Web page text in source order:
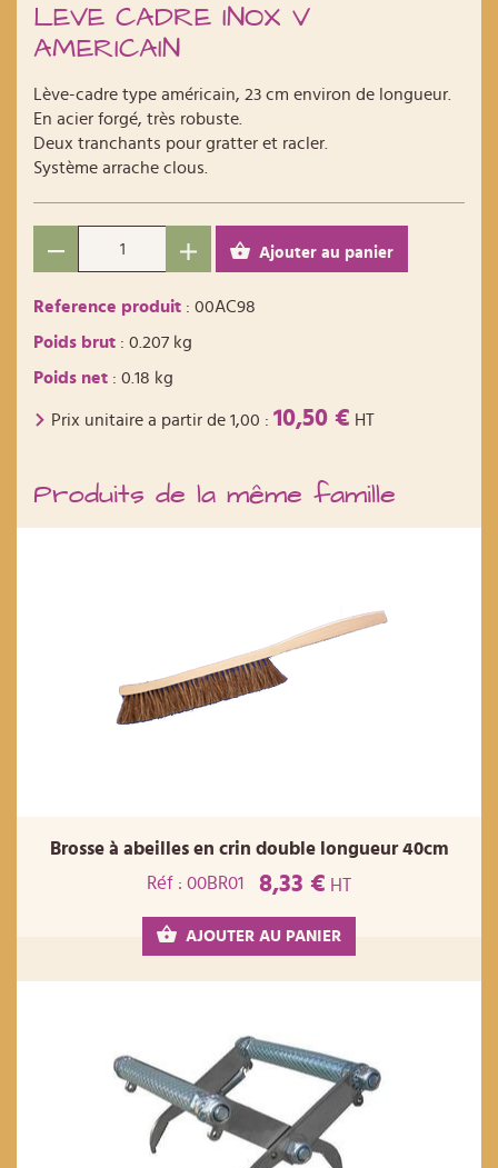
LEVE CADRE INOX V
AMERICAIN
Lève-cadre type américain, 23 cm environ de longueur.
En acier forgé, très robuste.
Deux tranchants pour gratter et racler.
Système arrache clous.
Ajouter au panier
Reference produit : 00AC98
Poids brut : 0.207 kg
Poids net : 0.18 kg
Prix unitaire a partir de 1,00 : 10,50 € HT
Produits de la même famille
Brosse à abeilles en crin double longueur 40cm
Réf : 00BR01
8,33 € HT
AJOUTER AU PANIER